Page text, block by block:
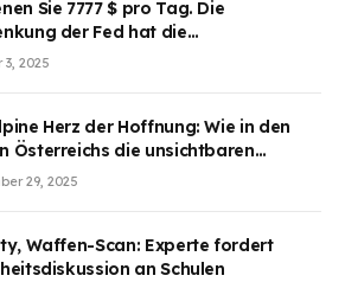
Sie 7777 $ pro Tag. Die
der Fed hat die
des Marktes erregt.
2025
Herz der Hoffnung: Wie in den
Österreichs die unsichtbaren
des Kriegesheilen
29, 2025
Waffen-Scan: Experte fordert
an Schulen